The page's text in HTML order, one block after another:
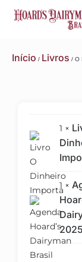
Início / Livros / O
1 ×
1 ×
2025